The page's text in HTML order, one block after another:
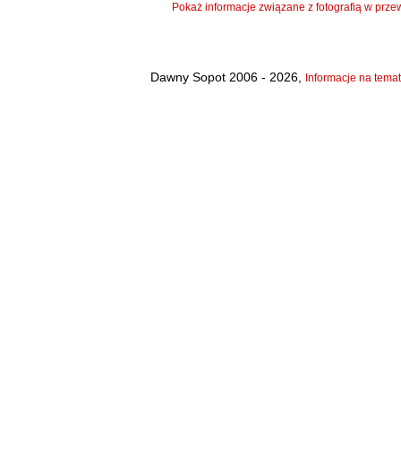
Pokaż informacje związane z fotografią w
Dawny Sopot 2006 - 2026, Informacje na